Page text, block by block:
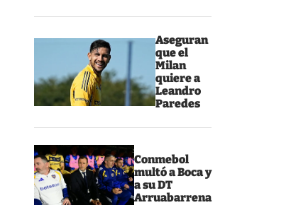
Aseguran
que el
Milan
quiere a
Leandro
Paredes
Conmebol
multó a Boca y
a su DT
Arruabarrena